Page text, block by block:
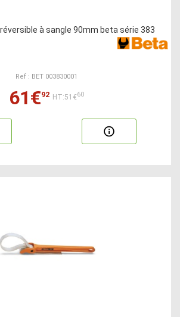
à sangle 90mm beta série 383
Ref : BET 003830001
61€92 HT:51€60